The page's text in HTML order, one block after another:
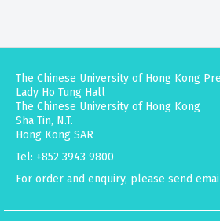
The Chinese University of Hong Kong
Lady Ho Tung Hall
The Chinese University of Hong Kong
Sha Tin, N.T.
Hong Kong SAR
Tel: +852 3943 9800
For order and enquiry, please send